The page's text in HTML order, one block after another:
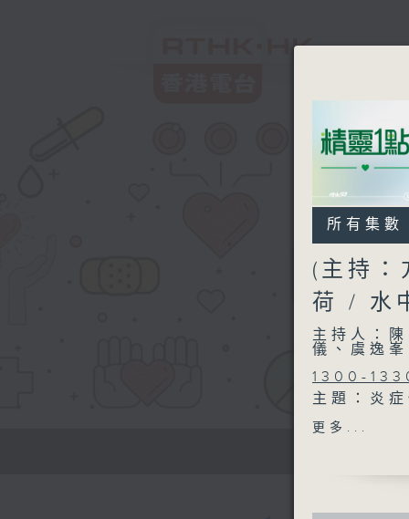
所有集數
(主持
荷 / 水
主持人：
儀、虞逸
1300-
主題：炎
嘉賓：余
嘉賓：陳
更多...